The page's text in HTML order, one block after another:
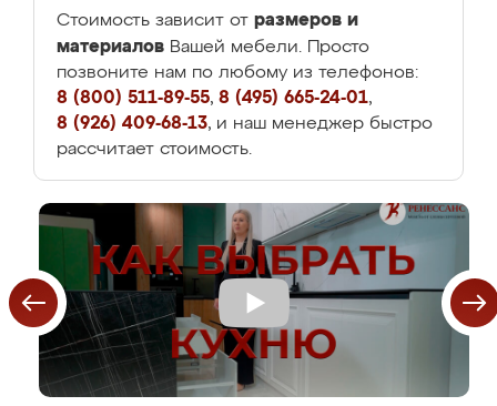
Стоимость зависит от размеров и
материалов Вашей мебели. Просто
позвоните нам по любому из телефонов:
8 (800) 511-89-55, 8 (495) 665-24-01,
8 (926) 409-68-13, и наш менеджер быстро
рассчитает стоимость.